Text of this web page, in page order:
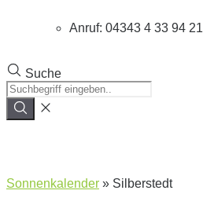
Anruf: 04343 4 33 94 21
Suche
Sonnenkalender » Silberstedt